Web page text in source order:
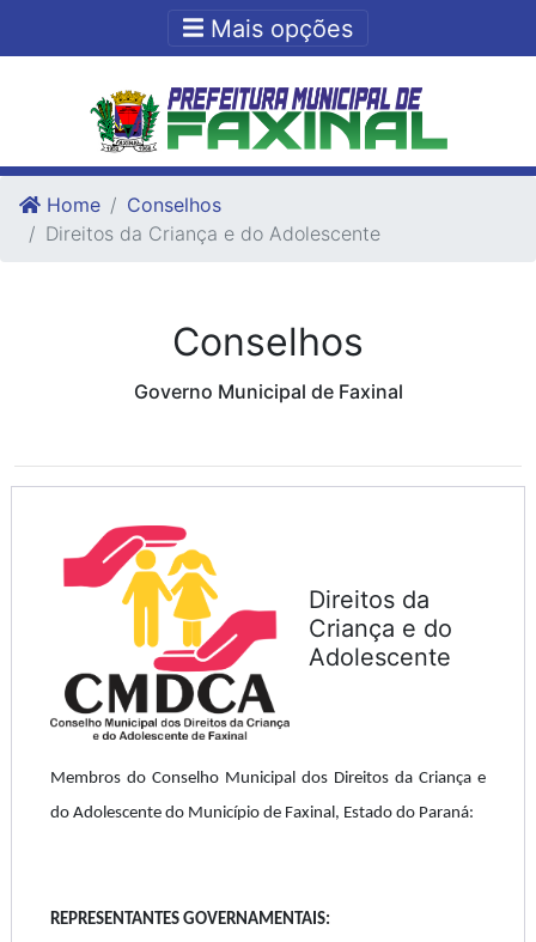
Ir para o fim do conteudo
Mais opções
Home
Conselhos
Direitos da Criança e do Adolescente
Conselhos
Governo Municipal de Faxinal
Direitos da
Criança e do
Adolescente
Membros do Conselho Municipal dos Direitos da Criança e
do Adolescente do Município de Faxinal, Estado do Paraná:
REPRESENTANTES GOVERNAMENTAIS: